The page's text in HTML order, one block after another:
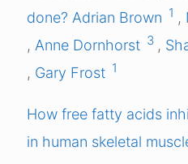
done? Adrian Brown 1 ,
, Anne Dornhorst 3 ,
, Gary Frost 1
How free fatty acids
in human skeletal